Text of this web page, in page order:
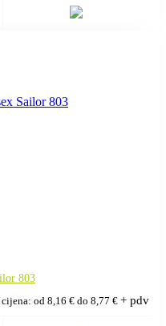
803
cijena: od 8,16 € do 8,77 € + pdv